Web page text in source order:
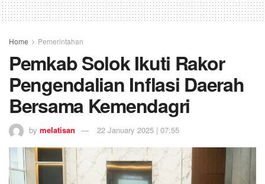
Home Pemerintahan
Pemkab Solok Ikuti Rakor
Pengendalian Inflasi Daerah
Bersama Kemendagri
by melatisan 22 January 2025 | 07:55